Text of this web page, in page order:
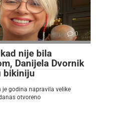
0
nije bila
Danijela Dvornik
bikiniju
je godina napravila velike
otvoreno